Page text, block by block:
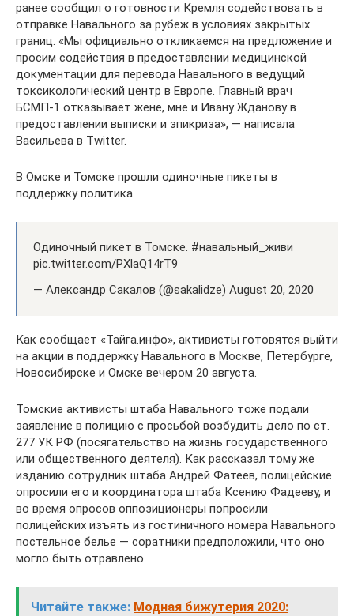
ранее сообщил о готовности Кремля содействовать в
отправке Навального за рубеж в условиях закрытых
границ. «Мы официально откликаемся на предложение и
просим содействия в предоставлении медицинской
документации для перевода Навального в ведущий
токсикологический центр в Европе. Главный врач
БСМП-1 отказывает жене, мне и Ивану Жданову в
предоставлении выписки и эпикриза», — написала
Васильева в Twitter.
В Омске и Томске прошли одиночные пикеты в
поддержку политика.
Одиночный пикет в Томске. #навальный_живи
pic.twitter.com/PXlaQ14rT9
— Александр Сакалов (@sakalidze) August 20, 2020
Как сообщает «Тайга.инфо», активисты готовятся выйти
на акции в поддержку Навального в Москве, Петербурге,
Новосибирске и Омске вечером 20 августа.
Томские активисты штаба Навального тоже подали
заявление в полицию с просьбой возбудить дело по ст.
277 УК РФ (посягательство на жизнь государственного
или общественного деятеля). Как рассказал тому же
изданию сотрудник штаба Андрей Фатеев, полицейские
опросили его и координатора штаба Ксению Фадееву, и
во время опросов оппозиционеры попросили
полицейских изъять из гостиничного номера Навального
постельное белье — соратники предположили, что оно
могло быть отравлено.
Читайте также: Модная бижутерия 2020: